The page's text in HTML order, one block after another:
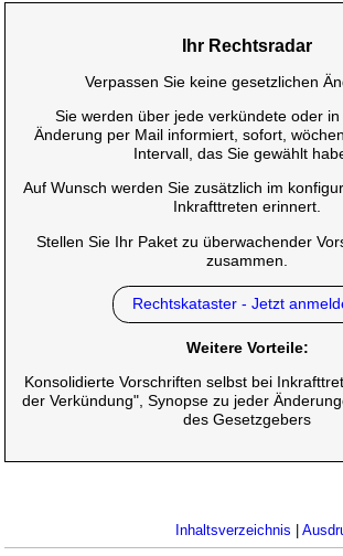
Ihr Rechtsradar
Verpassen Sie keine gesetzlichen
Sie werden über jede verkündete oder
Änderung per Mail informiert, sofort,
Intervall, das Sie gewählt
Auf Wunsch werden Sie zusätzlich im
Inkrafttreten erinnert.
Stellen Sie Ihr Paket zu überwachender
zusammen.
Rechtskataster - Jetzt
Weitere Vorteile:
Konsolidierte Vorschriften selbst bei
der Verkündung", Synopse zu jeder
des Gesetzgebers
Inhaltsverzeichnis